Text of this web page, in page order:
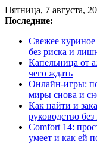
Пятница, 7 августа,
Последние:
Свежее куриное
без риска и
Капельница от
чего ждать
Онлайн-игры:
миры снова и
Как найти и
руководство
Comfort 14:
умеет и как ей